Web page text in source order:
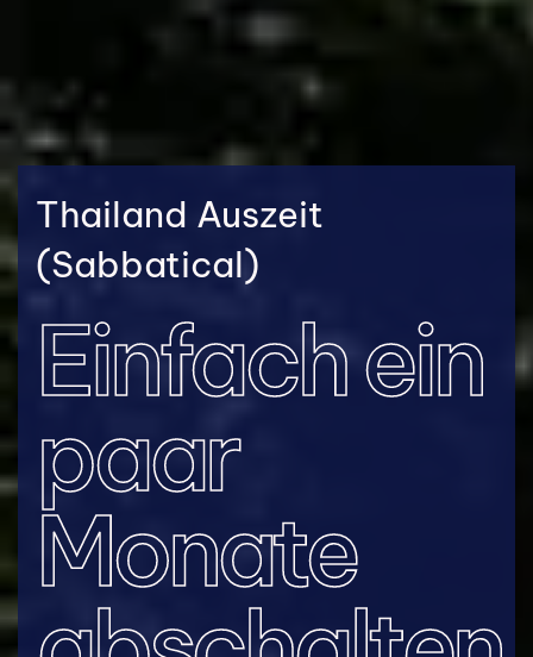
Thailand Auszeit
(Sabbatical)
Einfach ein
paar
Monate